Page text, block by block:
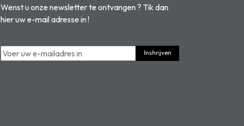
Wenst u onze newsletter te ontvangen ? Tik dan
hier uw e-mail adresse in !
Inshrijven